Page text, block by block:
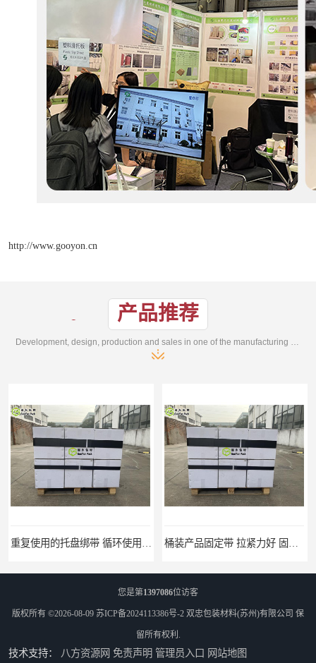
http://www.gooyon.cn
产品推荐
桶装产品固定带 拉紧力好 固永包材 托盘运输网兜 固永包材
您是第1397086位访客
版权所有 ©2026-08-09 苏ICP备2024113386号-2 双忠包装材料(苏州)有限公司 保
留所有权利.
技术支持： 八方资源网 免责声明 管理员入口 网站地图